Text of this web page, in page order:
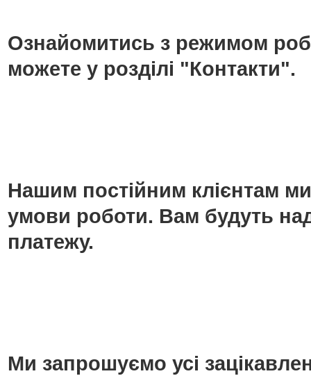
Ознайомитись з режимом
можете у розділі "Контакти".
Нашим постійним клієнтам
умови роботи. Вам будуть
платежу.
Ми запрошуємо усі